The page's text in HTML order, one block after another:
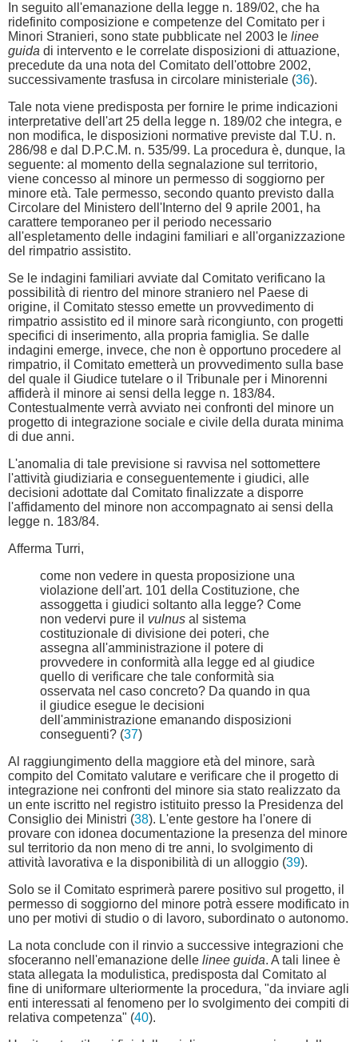
In seguito all'emanazione della legge n. 189/02, che ha
ridefinito composizione e competenze del Comitato per i
Minori Stranieri, sono state pubblicate nel 2003 le linee
guida di intervento e le correlate disposizioni di attuazione,
precedute da una nota del Comitato dell'ottobre 2002,
successivamente trasfusa in circolare ministeriale (36).
Tale nota viene predisposta per fornire le prime indicazioni
interpretative dell'art 25 della legge n. 189/02 che integra, e
non modifica, le disposizioni normative previste dal T.U. n.
286/98 e dal D.P.C.M. n. 535/99. La procedura è, dunque, la
seguente: al momento della segnalazione sul territorio,
viene concesso al minore un permesso di soggiorno per
minore età. Tale permesso, secondo quanto previsto dalla
Circolare del Ministero dell'Interno del 9 aprile 2001, ha
carattere temporaneo per il periodo necessario
all'espletamento delle indagini familiari e all'organizzazione
del rimpatrio assistito.
Se le indagini familiari avviate dal Comitato verificano la
possibilità di rientro del minore straniero nel Paese di
origine, il Comitato stesso emette un provvedimento di
rimpatrio assistito ed il minore sarà ricongiunto, con progetti
specifici di inserimento, alla propria famiglia. Se dalle
indagini emerge, invece, che non è opportuno procedere al
rimpatrio, il Comitato emetterà un provvedimento sulla base
del quale il Giudice tutelare o il Tribunale per i Minorenni
affiderà il minore ai sensi della legge n. 183/84.
Contestualmente verrà avviato nei confronti del minore un
progetto di integrazione sociale e civile della durata minima
di due anni.
L'anomalia di tale previsione si ravvisa nel sottomettere
l'attività giudiziaria e conseguentemente i giudici, alle
decisioni adottate dal Comitato finalizzate a disporre
l'affidamento del minore non accompagnato ai sensi della
legge n. 183/84.
Afferma Turri,
come non vedere in questa proposizione una
violazione dell'art. 101 della Costituzione, che
assoggetta i giudici soltanto alla legge? Come
non vedervi pure il vulnus al sistema
costituzionale di divisione dei poteri, che
assegna all'amministrazione il potere di
provvedere in conformità alla legge ed al giudice
quello di verificare che tale conformità sia
osservata nel caso concreto? Da quando in qua
il giudice esegue le decisioni
dell'amministrazione emanando disposizioni
conseguenti? (37)
Al raggiungimento della maggiore età del minore, sarà
compito del Comitato valutare e verificare che il progetto di
integrazione nei confronti del minore sia stato realizzato da
un ente iscritto nel registro istituito presso la Presidenza del
Consiglio dei Ministri (38). L'ente gestore ha l'onere di
provare con idonea documentazione la presenza del minore
sul territorio da non meno di tre anni, lo svolgimento di
attività lavorativa e la disponibilità di un alloggio (39).
Solo se il Comitato esprimerà parere positivo sul progetto, il
permesso di soggiorno del minore potrà essere modificato in
uno per motivi di studio o di lavoro, subordinato o autonomo.
La nota conclude con il rinvio a successive integrazioni che
sfoceranno nell'emanazione delle linee guida. A tali linee è
stata allegata la modulistica, predisposta dal Comitato al
fine di uniformare ulteriormente la procedura, "da inviare agli
enti interessati al fenomeno per lo svolgimento dei compiti di
relativa competenza" (40).